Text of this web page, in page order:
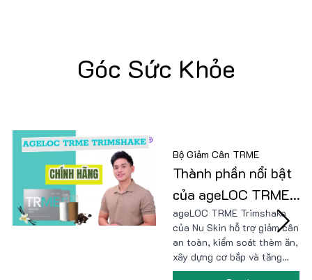
Góc Sức Khỏe
Bộ Giảm Cân TRME
Thành phần nổi bật
của ageLOC TRME
Trimshake có gì đặc
biệt?
ageLOC TRME Trimshake
của Nu Skin hỗ trợ giảm cân
an toàn, kiểm soát thèm ăn,
xây dựng cơ bắp và tăng
cường năng lượng nhờ công